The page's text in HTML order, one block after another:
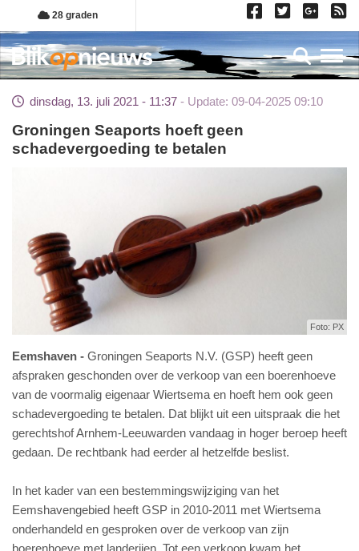
Overslaan
en
naar
de
gaan
28 graden
dinsdag, 13. juli 2021 - 11:37 Update: 09-04-2025 09:10
Groningen Seaports hoeft geen
schadevergoeding te betalen
Foto: PX
Eemshaven
Groningen Seaports N.V. (GSP) heeft geen
afspraken geschonden over de verkoop van een boerenhoeve
van de voormalig eigenaar Wiertsema en hoeft hem ook geen
schadevergoeding te betalen. Dat blijkt uit een uitspraak die het
gerechtshof Arnhem-Leeuwarden vandaag in hoger beroep heeft
gedaan. De rechtbank had eerder al hetzelfde beslist.
In het kader van een bestemmingswijziging van het
Eemshavengebied heeft GSP in 2010-2011 met Wiertsema
onderhandeld en gesproken over de verkoop van zijn
boerenhoeve met landerijen. Tot een verkoop kwam het